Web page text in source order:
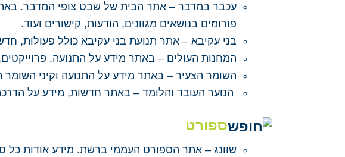
עכבר במדבר – אתר הבית של שבט צופי המדבר.
פורומים בנושאים מגוונים, הודעות, קישורים ועוד.
בני עקיבא – אתר תנועת בני עקיבא כולל פעולות,
המחנות העולים – באתר מידע על התנועה,
השומר הצעיר – באתר מידע על התנועה וקיני השומר
הנוער העובד והלומד – באתר חדשות, מידע על הדרכה
ספורט
שוונג – אתר הספורט העממי ברשת. מידע אודות כל